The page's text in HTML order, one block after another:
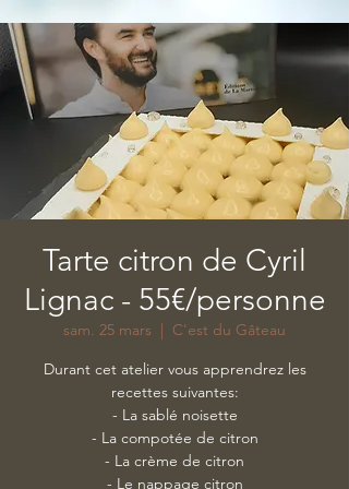
Tarte citron de Cyril
Lignac - 55€/personne
sam. 25 mars
  |
C'est du Gâteau
Durant cet atelier vous apprendrez les
recettes suivantes:
​- La sablé noisette
- La compotée de citron
- La crème de citron
- Le nappage citron